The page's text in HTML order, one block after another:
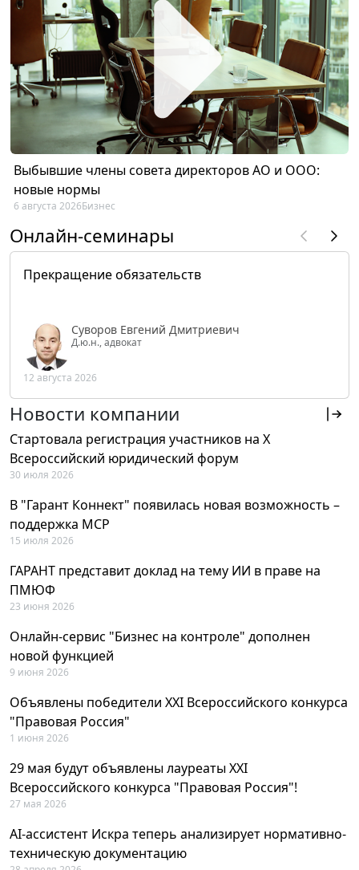
Выбывшие члены совета директоров АО и ООО:
новые нормы
6 августа 2026Бизнес
Онлайн-семинары
Прекращение обязательств
Суворов Евгений Дмитриевич
Д.ю.н., адвокат
12 августа 2026
Новости компании
Стартовала регистрация участников на X
Всероссийский юридический форум
30 июля 2026
В "Гарант Коннект" появилась новая возможность –
поддержка MCP
15 июля 2026
ГАРАНТ представит доклад на тему ИИ в праве на
ПМЮФ
23 июня 2026
Онлайн-сервис "Бизнес на контроле" дополнен
новой функцией
9 июня 2026
Объявлены победители XXI Всероссийского конкурса
"Правовая Россия"
1 июня 2026
29 мая будут объявлены лауреаты XXI
Всероссийского конкурса "Правовая Россия"!
27 мая 2026
AI-ассистент Искра теперь анализирует нормативно-
техническую документацию